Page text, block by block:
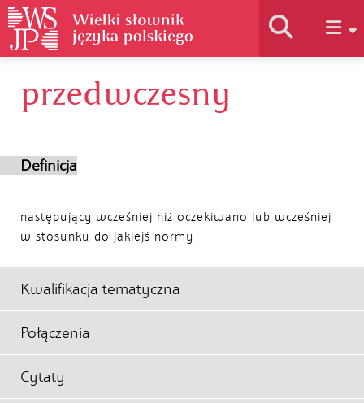
Historia słownika
przedwczesny
Definicja
następujący wcześniej niż oczekiwano lub wcześniej
w stosunku do jakiejś normy
Kwalifikacja tematyczna
Połączenia
Cytaty